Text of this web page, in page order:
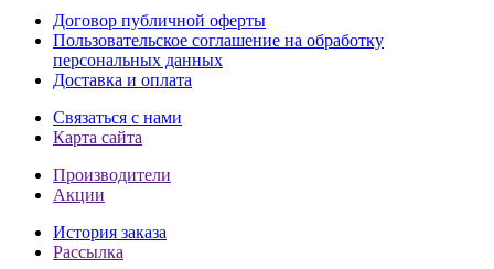
Договор публичной оферты
Пользовательское соглашение на обработку
персональных данных
Доставка и оплата
Связаться с нами
Карта сайта
Производители
Акции
История заказа
Рассылка